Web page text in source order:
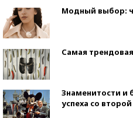
Модный выбор:
Самая
Знаменитости и
успеха со